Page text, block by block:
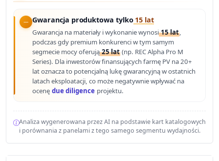
Gwarancja produktowa tylko15 lat
Gwarancja na materiały i wykonanie wynosi15 lat,
podczas gdy premium konkurenci w tym samym
segmecie mocy oferują25 lat (np. REC Alpha Pro M
Series). Dla inwestorów finansujących farmę PV na 20+
lat oznacza to potencjalną lukę gwarancyjną w ostatnich
latach eksploatacji, co może negatywnie wpływać na
ocenę due diligence projektu.
Analiza wygenerowana przez AI na podstawie kart katalogowych
i porównania z panelami z tego samego segmentu wydajności.